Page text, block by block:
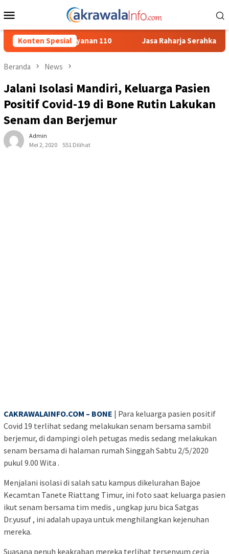
ke
Mobile
Konten Spesial
110 Jasa Raharja Serahkan Santunan kepada Ahli
Beranda News
Jalani Isolasi Mandiri, Keluarga Pasien
Positif Covid-19 di Bone Rutin Lakukan
Senam dan Berjemur
Admin
Mei 2, 2020
551 Dilihat
CAKRAWALAINFO.COM – BONE | Para keluarga pasien positif
Covid 19 terlihat sedang melakukan senam bersama sambil
berjemur, di dampingi oleh petugas medis sedang melakukan
senam bersama di halaman rumah Singgah Sabtu 2/5/2020
pukul 9.00 Wita .
Menjalani isolasi di salah satu kampus dikelurahan Bajoe
Kecamtan Tanete Riattang Timur, ini foto saat keluarga pasien
ikut senam bersama tim medis , ungkap juru bica Satgas
Dr.yusuf , ini adalah upaya untuk menghilangkan kejenuhan
mereka.
Suasana penuh keakraban mereka terlihat tersenyum ceria